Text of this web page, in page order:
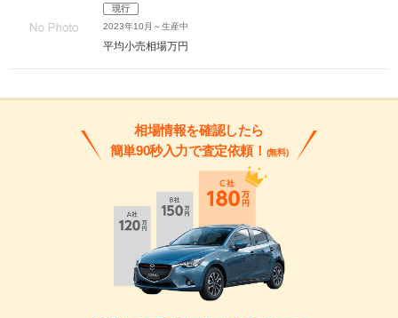
現行
2023年10月～生産中
平均小売相場万円
相場情報を確認したら
簡単90秒入力で査定依頼！ (無料)